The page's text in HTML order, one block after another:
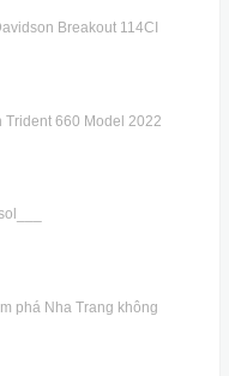
Breakout 114CI
Trident 660 Model 2022
phá Nha Trang không